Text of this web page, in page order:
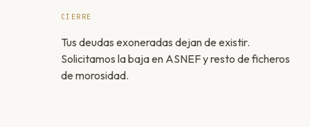
CIERRE
Tus deudas exoneradas dejan de existir.
Solicitamos la baja en ASNEF y resto de ficheros
de morosidad.